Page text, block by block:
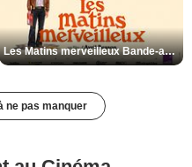
Les Matins merveilleux Bande-annonce VF
ne pas manquer